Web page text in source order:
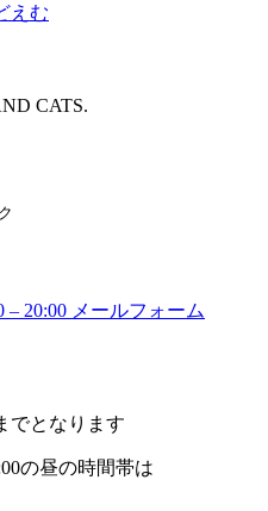
えむ
– 20:00 メールフォーム
でとなります
の昼の時間帯は